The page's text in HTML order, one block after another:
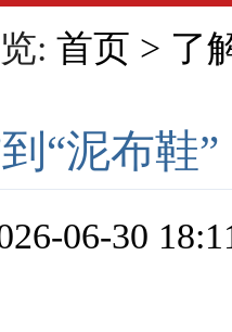
: 首页 > 了
“泥布鞋
06-30